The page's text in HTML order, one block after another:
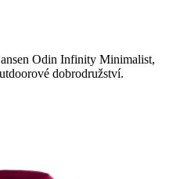
Odin Infinity Minimalist,
dobrodružství.